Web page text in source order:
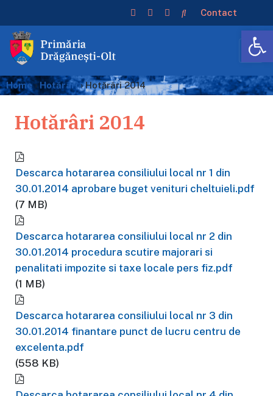
Home›Hotărâri›Hotărâri 2014
Contact
Hotărâri 2014
Descarca hotararea consiliului local nr 1 din
30.01.2014 aprobare buget venituri cheltuieli.pdf
(7 MB)
Descarca hotararea consiliului local nr 2 din
30.01.2014 procedura scutire majorari si
penalitati impozite si taxe locale pers fiz.pdf
(1 MB)
Descarca hotararea consiliului local nr 3 din
30.01.2014 finantare punct de lucru centru de
excelenta.pdf
(558 KB)